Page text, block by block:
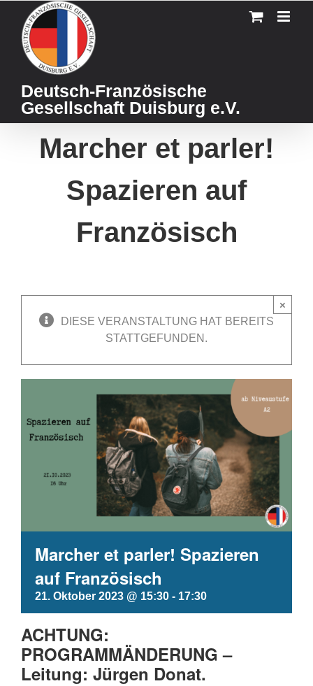
content
Deutsch-Französische
Gesellschaft Duisburg e.V.
Marcher et parler!
Spazieren auf
Französisch
DIESE VERANSTALTUNG HAT BEREITS
STATTGEFUNDEN.
×
Marcher et parler! Spazieren
auf Französisch
21. Oktober 2023 @ 15:30 - 17:30
ACHTUNG:
PROGRAMMÄNDERUNG –
Leitung: Jürgen Donat.